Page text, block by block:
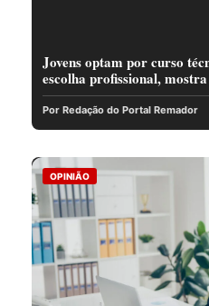
Jovens optam por curso
escolha profissional,
Por Redação do Portal Remador
OPINIÃO